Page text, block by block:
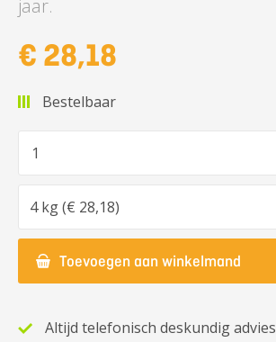
jaar.
€ 28,18
Bestelbaar
Toevoegen aan winkelmand
Altijd telefonisch deskundig advies